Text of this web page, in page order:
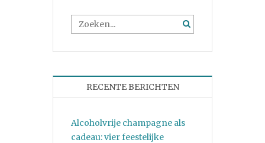
RECENTE BERICHTEN
Alcoholvrije champagne als
cadeau: vier feestelijke